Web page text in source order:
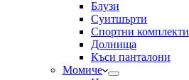
Блузи
Суитшърти
Спортни комплекти
Долнища
Къси панталони
Момиче